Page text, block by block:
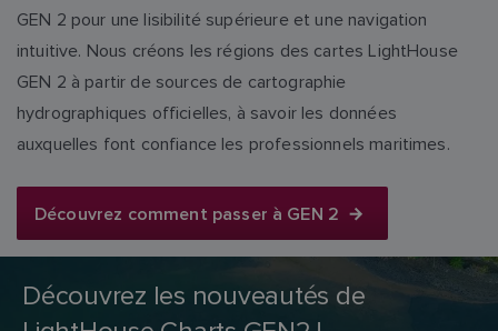
GEN 2 pour une lisibilité supérieure et une navigation
intuitive. Nous créons les régions des cartes LightHouse
GEN 2 à partir de sources de cartographie
hydrographiques officielles, à savoir les données
auxquelles font confiance les professionnels maritimes.
Découvrez comment passer à GEN 2
Découvrez les nouveautés de